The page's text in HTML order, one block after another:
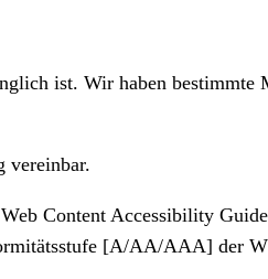
ist. Wir haben bestimmte
vereinbar.
Content Accessibility
[A/AA/AAA] der